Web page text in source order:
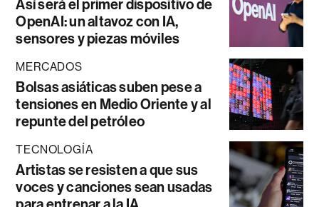
Así será el primer dispositivo de
OpenAI: un altavoz con IA,
sensores y piezas móviles
MERCADOS
Bolsas asiáticas suben pese a
tensiones en Medio Oriente y al
repunte del petróleo
TECNOLOGÍA
Artistas se resisten a que sus
voces y canciones sean usadas